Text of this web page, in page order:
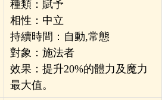
種類： 賦予
相性：中立
持續時間： 自動,常態
對象：施法者
效果：提升20%的體力及魔力
最大值。